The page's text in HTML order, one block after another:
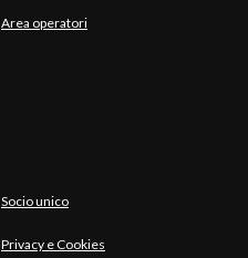
Area operatori
Socio unico
Privacy e Cookies